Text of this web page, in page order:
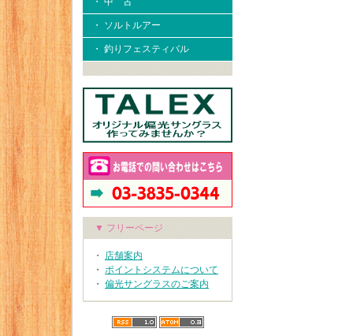
・ ソルトルアー
・ 釣りフェスティバル
▼ フリーページ
・ 店舗案内
・ ポイントシステムについて
・ 偏光サングラスのご案内